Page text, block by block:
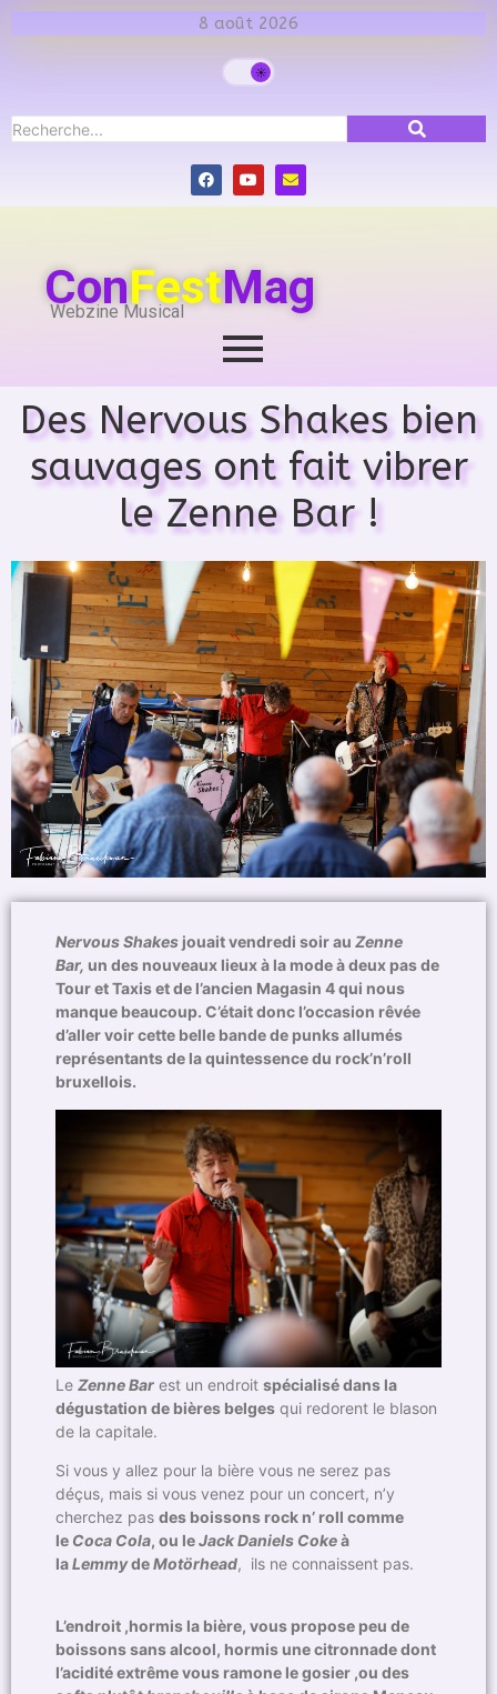
8 août 2026
ConFestMag
Webzine Musical
Des Nervous Shakes bien
sauvages ont fait vibrer
le Zenne Bar !
Nervous Shakes jouait vendredi soir au Zenne
Bar, un des nouveaux lieux à la mode à deux pas de
Tour et Taxis et de l’ancien Magasin 4 qui nous
manque beaucoup. C’était donc l’occasion rêvée
d’aller voir cette belle bande de punks allumés
représentants de la quintessence du rock’n’roll
bruxellois.
Le Zenne Bar est un endroit spécialisé dans la
dégustation de bières belges qui redorent le blason
de la capitale.
Si vous y allez pour la bière vous ne serez pas
déçus, mais si vous venez pour un concert, n’y
cherchez pas des boissons rock n’ roll comme
le Coca Cola, ou leJack Daniels Cokeà
laLemmydeMotörhead, ils ne connaissent pas.
L’endroit ,hormis la bière, vous propose peu de
boissons sans alcool, hormis une citronnade dont
l’acidité extrême vous ramone le gosier ,ou des